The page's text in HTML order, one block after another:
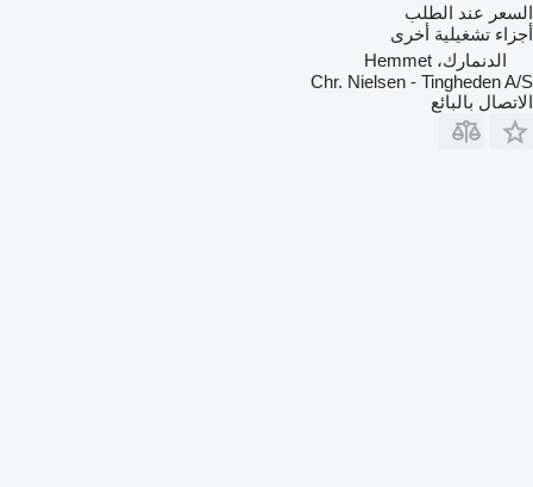
السعر عند الطلب
أجزاء تشغيلية أخرى
الدنمارك، Hemmet
Chr. Nielsen - Tingheden A/S
الاتصال بالبائع